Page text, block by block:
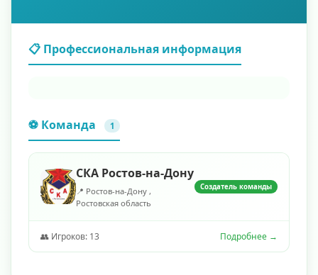
📋 Профессиональная информация
⚽ Команда 1
СКА Ростов-на-Дону
📍 Ростов-на-Дону ,
Ростовская область
Создатель команды
👥 Игроков: 13 Подробнее →